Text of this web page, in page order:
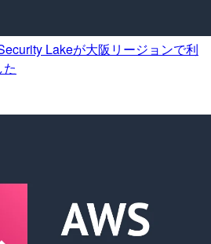
Lakeが大阪リージョンで利